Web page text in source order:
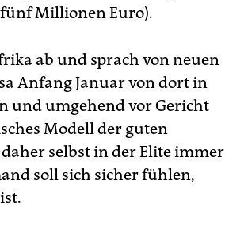
Millionen Euro).
ab und sprach von neuen
Anfang Januar von dort in
und umgehend vor Gericht
Modell der guten
selbst in der Elite immer
soll sich sicher fühlen,